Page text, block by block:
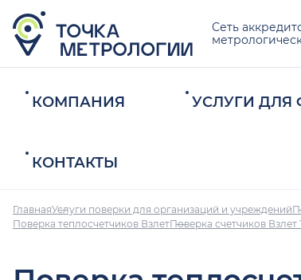
Сеть
КОМПАНИЯ УСЛУГИ ДЛЯ
КОНТАКТЫ
ГлавнаяУслуги поверки для организаций и учреждений
Поверка теплосчетчиков ВзлетПоверка счетчиков